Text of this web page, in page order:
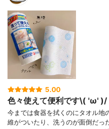
5.00
色々使えて便利です\( 'ω' )/
今までは食器を拭くのにタオル地
維がついたり、洗うのが面倒だっ